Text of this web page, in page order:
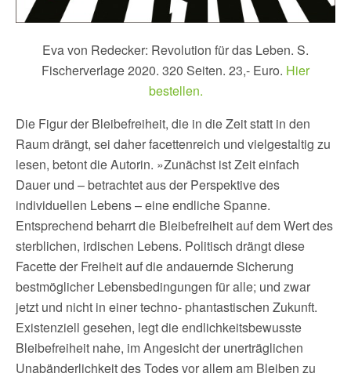
Eva von Redecker: Revolution für das Leben. S.
Fischerverlage 2020. 320 Seiten. 23,- Euro. Hier
bestellen.
Die Figur der Bleibefreiheit, die in die Zeit statt in den
Raum drängt, sei daher facettenreich und vielgestaltig zu
lesen, betont die Autorin. »Zunächst ist Zeit einfach
Dauer und – betrachtet aus der Perspektive des
individuellen Lebens – eine endliche Spanne.
Entsprechend beharrt die Bleibefreiheit auf dem Wert des
sterblichen, irdischen Lebens. Politisch drängt diese
Facette der Freiheit auf die andauernde Sicherung
bestmöglicher Lebensbedingungen für alle; und zwar
jetzt und nicht in einer techno- phantastischen Zukunft.
Existenziell gesehen, legt die endlichkeitsbewusste
Bleibefreiheit nahe, im Angesicht der unerträglichen
Unabänderlichkeit des Todes vor allem am Bleiben zu